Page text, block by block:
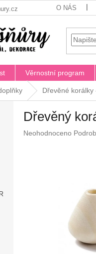
O NÁS
Věrnostní program
Dřevěné
Dřevěný
Průměrné
Neohodnoceno